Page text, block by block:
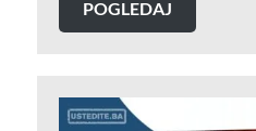
POGLEDAJ